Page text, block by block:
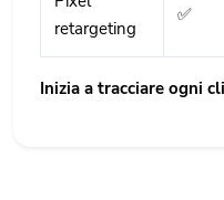
retargeting
✅
Inizia a tracciare ogni